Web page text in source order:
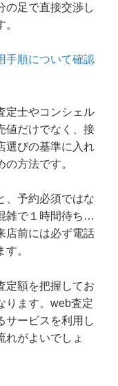
の足で直接交渉し
手順について確認
定士やコンシェル
値だけでなく、接
選びの基準に入れ
方法です。
、予約必須ではな
雑で１時間待ち…
店前には必ず電話
。
定額を把握してお
ります。web査定
サービスを利用し
れがよいでしょ